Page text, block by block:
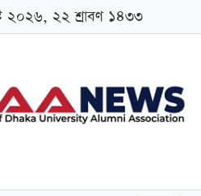
২০২৬, ২২ শ্রাবণ ১৪৩৩